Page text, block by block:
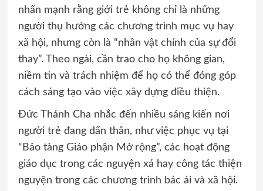
nhấn mạnh rằng giới trẻ không chỉ là những
người thụ hưởng các chương trình mục vụ hay
xã hội, nhưng còn là “nhân vật chính của sự đổi
thay”. Theo ngài, cần trao cho họ không gian,
niềm tin và trách nhiệm để họ có thể đóng góp
cách sáng tạo vào việc xây dựng điều thiện.
Đức Thánh Cha nhắc đến nhiều sáng kiến nơi
người trẻ đang dấn thân, như việc phục vụ tại
“Bảo tàng Giáo phận Mở rộng”, các hoạt động
giáo dục trong các nguyện xá hay công tác thiện
nguyện trong các chương trình bác ái và xã hội.